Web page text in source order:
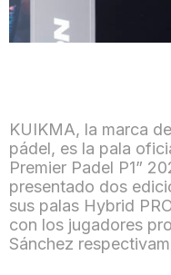
KUIKMA, la marca
pádel, es la pala
Premier Padel P1”
presentado dos
sus palas Hybrid
con los jugadores
Sánchez